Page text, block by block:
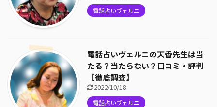
電話占いヴェルニ
電話占いヴェルニの天香先生は当
たる？当たらない？口コミ・評判
【徹底調査】
2022/10/18
電話占いヴェルニ